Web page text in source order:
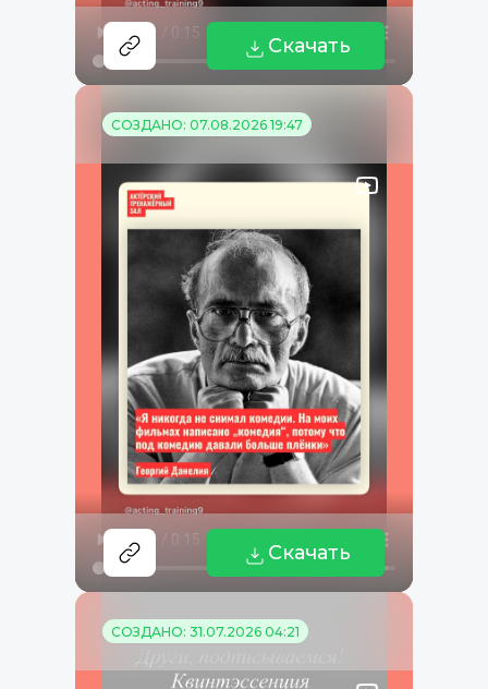
Скачать
СОЗДАНО: 07.08.2026 19:47
Скачать
СОЗДАНО: 31.07.2026 04:21